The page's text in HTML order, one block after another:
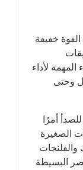
خفيفة
لأداء
وحتى
أمرًا
الصغيرة
والفلنجات
البسيطة